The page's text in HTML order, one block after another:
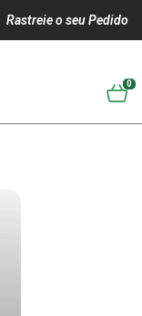
Rastreie o seu Pedido
0